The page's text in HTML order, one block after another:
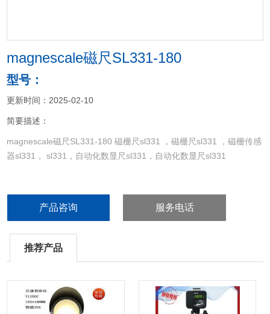
magnescale磁尺SL331-180
型号：
更新时间：2025-02-10
简要描述：
magnescale磁尺SL331-180 磁栅尺sl331 ，磁栅尺sl331 ，磁栅传感
器sl331， sl331，自动化数显尺sl331，自动化数显尺sl331
产品咨询 服务电话
推荐产品